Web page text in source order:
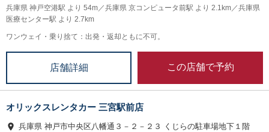
兵庫県 神戸空港駅 より 54m／兵庫県 京コンピュータ前駅 より 2.1km／兵庫県
医療センター駅 より 2.7km
ワンウェイ・乗り捨て：出発・返却ともに不可。
店舗詳細 この店舗で予約
オリックスレンタカー 三宮駅前店
兵庫県 神戸市中央区八幡通３－２－２３ くじらの駐車場地下１階